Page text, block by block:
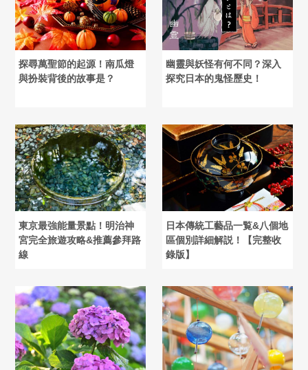
探尋萬聖節的起源！南瓜燈
與扮裝背後的故事是？
幽靈與妖怪有何不同？深入
探究日本的鬼怪歷史！
東京最強能量景點！明治神
宮完全旅遊攻略&推薦參拜路
線
日本傳統工藝品一覧&八個地
區個別詳細解説！【完整收
錄版】